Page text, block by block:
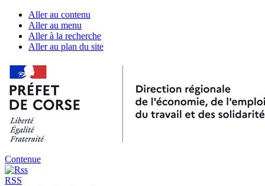
Aller au contenu
Aller au menu
Aller à la recherche
Aller au plan du site
Contenue
RSS